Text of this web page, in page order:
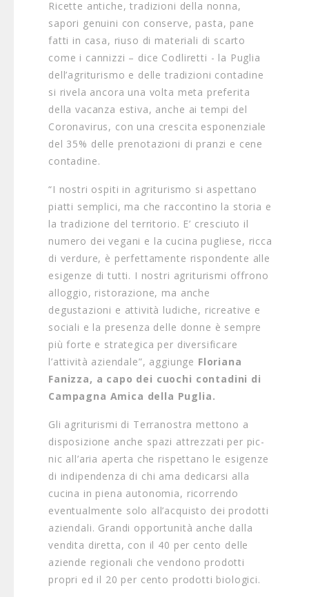
Ricette antiche, tradizioni della nonna,
sapori genuini con conserve, pasta, pane
fatti in casa, riuso di materiali di scarto
come i cannizzi – dice Codliretti - la Puglia
dell’agriturismo e delle tradizioni contadine
si rivela ancora una volta meta preferita
della vacanza estiva, anche ai tempi del
Coronavirus, con una crescita esponenziale
del 35% delle prenotazioni di pranzi e cene
contadine.
“I nostri ospiti in agriturismo si aspettano
piatti semplici, ma che raccontino la storia e
la tradizione del territorio. E’ cresciuto il
numero dei vegani e la cucina pugliese, ricca
di verdure, è perfettamente rispondente alle
esigenze di tutti. I nostri agriturismi offrono
alloggio, ristorazione, ma anche
degustazioni e attività ludiche, ricreative e
sociali e la presenza delle donne è sempre
più forte e strategica per diversificare
l’attività aziendale”, aggiunge Floriana
Fanizza, a capo dei cuochi contadini di
Campagna Amica della Puglia.
Gli agriturismi di Terranostra mettono a
disposizione anche spazi attrezzati per pic-
nic all’aria aperta che rispettano le esigenze
di indipendenza di chi ama dedicarsi alla
cucina in piena autonomia, ricorrendo
eventualmente solo all’acquisto dei prodotti
aziendali. Grandi opportunità anche dalla
vendita diretta, con il 40 per cento delle
aziende regionali che vendono prodotti
propri ed il 20 per cento prodotti biologici.